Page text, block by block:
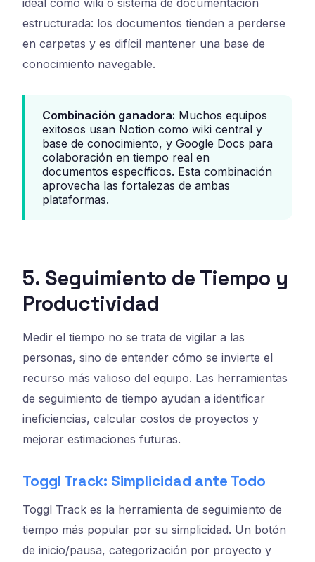
estructurada: los documentos tienden a perderse
en carpetas y es difícil mantener una base de
conocimiento navegable.
Combinación ganadora: Muchos equipos
exitosos usan Notion como wiki central y
base de conocimiento, y Google Docs para
colaboración en tiempo real en
documentos específicos. Esta combinación
aprovecha las fortalezas de ambas
plataformas.
5. Seguimiento de Tiempo y
Productividad
Medir el tiempo no se trata de vigilar a las
personas, sino de entender cómo se invierte el
recurso más valioso del equipo. Las herramientas
de seguimiento de tiempo ayudan a identificar
ineficiencias, calcular costos de proyectos y
mejorar estimaciones futuras.
Toggl Track: Simplicidad ante Todo
Toggl Track es la herramienta de seguimiento de
tiempo más popular por su simplicidad. Un botón
de inicio/pausa, categorización por proyecto y